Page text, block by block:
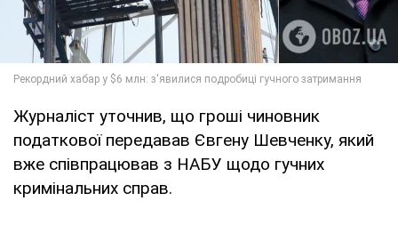
Журналіст уточнив, що гроші чиновник
податкової передавав Євгену Шевченку, який
вже співпрацював з НАБУ щодо гучних
кримінальних справ.